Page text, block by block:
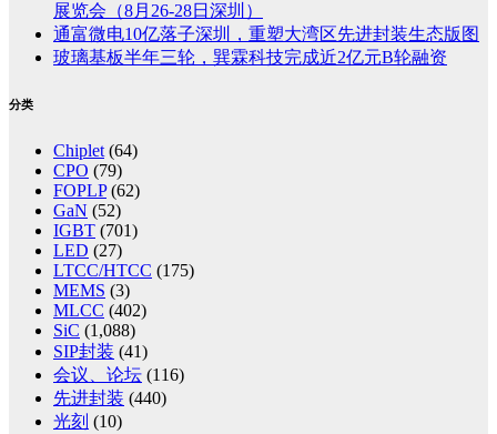
展览会（8月26-28日深圳）
通富微电10亿落子深圳，重塑大湾区先进封装生态版图
玻璃基板半年三轮，巽霖科技完成近2亿元B轮融资
分类
Chiplet (64)
CPO (79)
FOPLP(62)
GaN (52)
IGBT (701)
LED (27)
LTCC/HTCC (175)
MEMS (3)
MLCC (402)
SiC (1,088)
SIP封装 (41)
会议、论坛 (116)
先进封装 (440)
光刻 (10)